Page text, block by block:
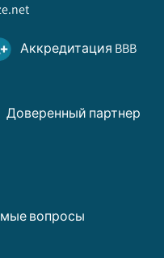
Аккредитация BBB
Доверенный партнер
вопросы